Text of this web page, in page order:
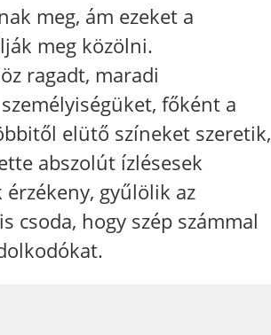
meg, ám ezeket a
meg közölni.
ragadt, maradi
főként a
elütő színeket szeretik,
abszolút ízlésesek
gyűlölik az
csoda, hogy szép számmal